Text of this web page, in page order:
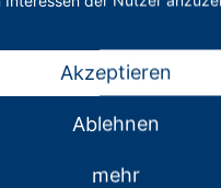
Akzeptieren
Ablehnen
mehr